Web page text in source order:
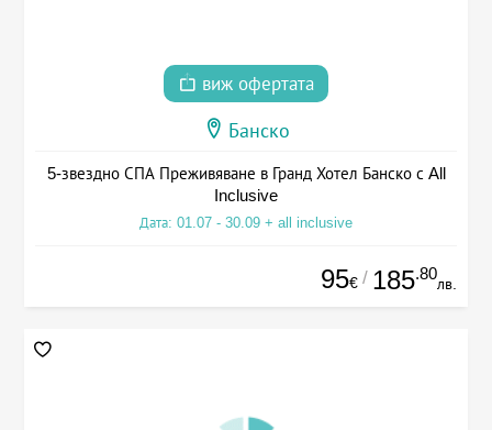
виж офертата
Банско
5-звездно СПА Преживяване в Гранд Хотел Банско с All
Inclusive
Дата: 01.07 - 30.09 + all inclusive
95€ / 185.80
лв.